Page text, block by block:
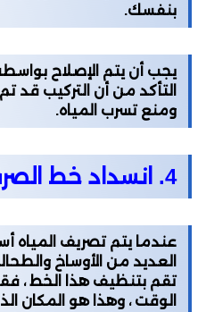
بنفسك.
يجب أن يتم الإصلاح
التأكد من أن التركيب
ومنع تسرب المياه.
4. انسداد خط الصرف أو السيفون
عندما يتم تصريف المياه
العديد من الأوساخ
تقم بتنظيف هذا الخط ،
الوقت ، وهذا هو المكان